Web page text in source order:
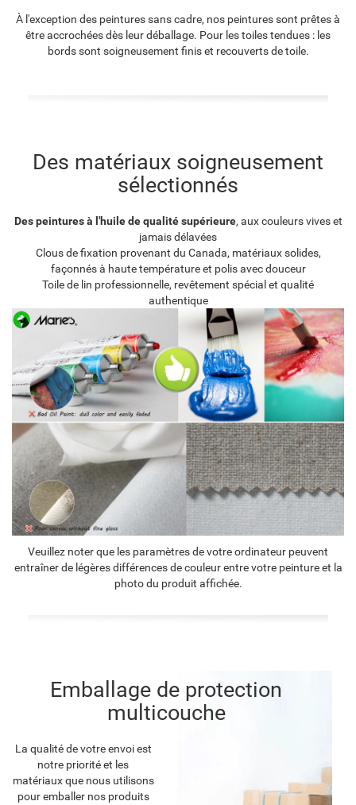
À l'exception des peintures sans cadre, nos peintures sont prêtes à
être accrochées dès leur déballage. Pour les toiles tendues : les
bords sont soigneusement finis et recouverts de toile.
Des matériaux soigneusement
sélectionnés
Des peintures à l'huile de qualité supérieure, aux couleurs vives et
jamais délavées
Clous de fixation provenant du Canada, matériaux solides,
façonnés à haute température et polis avec douceur
Toile de lin professionnelle, revêtement spécial et qualité
authentique
Veuillez noter que les paramètres de votre ordinateur peuvent
entraîner de légères différences de couleur entre votre peinture et la
photo du produit affichée.
Emballage de protection
multicouche
La qualité de votre envoi est
notre priorité et les
matériaux que nous utilisons
pour emballer nos produits